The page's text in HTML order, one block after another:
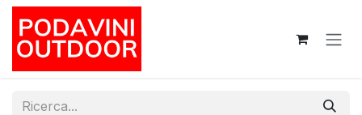
Passa al contenuto